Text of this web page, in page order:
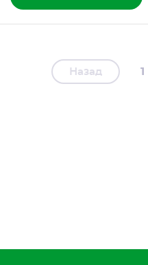
Назад 1